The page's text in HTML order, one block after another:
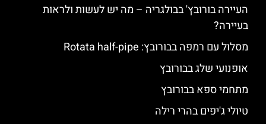
העיירה בורובץ' בבולגריה – מה יש לעשות ולראות
בעיירה?
מסלול עם רמפה בבורובץ: Rotata half-pipe
אופנועי שלג בבורובץ
מתחמי ספא בבורובץ
טיולי ג'יפים בהרי רילה